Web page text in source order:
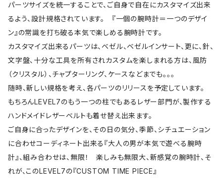
パーツサイズを統一することで、ご自身で自在にカスタマイズ出来
るよう、設計規格されています。 『一個の腕時計＝一つのデザイ
ン』の常識を打ち破る本気で楽しめる腕時計です。
カスタマイズ出来るパーツは、ベゼル、ベゼルインサート、更に、針、
文字盤、十分な工具を所有されカスタムを楽しまれる方は、風防
（クリスタル）、チャプターリング、ケースなどまでも。。。
随時、新しい規格を考え、各パーツのリリースを予定しています。
もちろんLEVEL7のもう一つの柱でもあるレザー部門が、製作する
ハンドメイドレザーベルトも着せ替え出来ます。
ご自身に合ったデザインを、その日の気分、季節、シチュエーション
に合わせコーディネート出来る『大人の男が本気で遊べる腕時
計』、組み合わせは、無限！ 楽しみも無限大、新感覚の腕時計、そ
れが、このLEVEL7の『CUSTOM TIME PIECE』